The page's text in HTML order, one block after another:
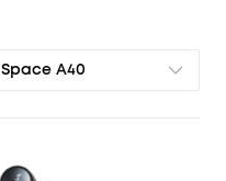
Space A40